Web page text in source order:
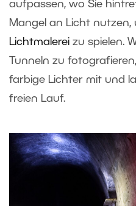
aufpassen, wo Sie
Mangel an Licht nutzen,
Lichtmalerei zu spielen.
Tunneln zu
farbige Lichter mit und
freien Lauf.